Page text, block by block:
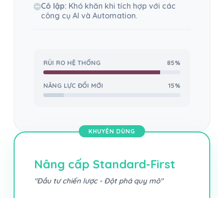
Cô lập: Khó khăn khi tích hợp với các
công cụ AI và Automation.
RỦI RO HỆ THỐNG 85%
NĂNG LỰC ĐỔI MỚI 15%
Nâng cấp Standard-First
"Đầu tư chiến lược - Đột phá quy mô"